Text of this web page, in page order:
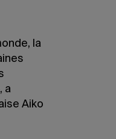
la
a
Aiko